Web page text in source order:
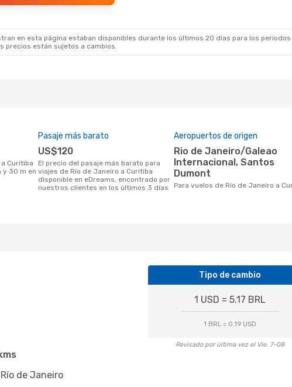
en esta página estaban disponibles durante los últimos 20 días para los
precios están sujetos a cambios.
y 30 m en
Pasaje más barato
US$120
El precio del pasaje más barato para
viajes de Río de Janeiro a Curitiba
disponible en eDreams, encontrado por
nuestros clientes en los últimos 3 días
Aeropuertos de origen
Rio de Janeiro/Galeao
Internacional, Santos
Dumont
Para vuelos de Río de Janeiro a
Tipo de cambio
1 USD = 5.17 BRL
1 BRL = 0.19 USD
Revisado por última vez el Vie. 7-08
de Janeiro